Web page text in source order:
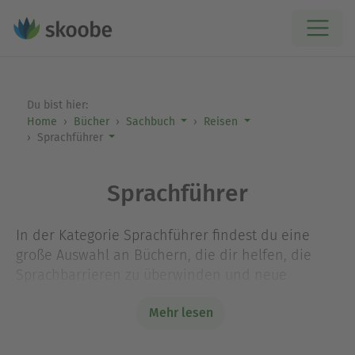
Du bist hier:
Home
Bücher Sachbuch
Reisen
Sprachführer
Sprachführer
In der Kategorie Sprachführer findest du eine
große Auswahl an Büchern, die dir helfen, die
Begleiter bieten nicht nur nützliches Vokabular
Mehr lesen